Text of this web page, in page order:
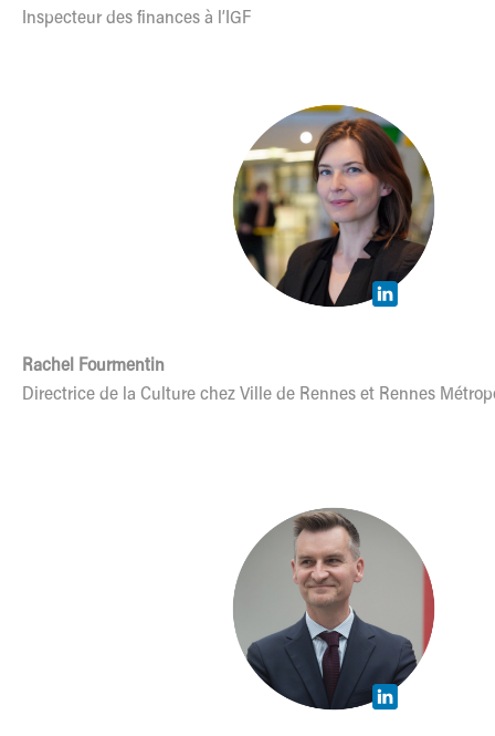
Inspecteur des finances à l’IGF
Rachel Fourmentin
Directrice de la Culture chez Ville de Rennes et Rennes